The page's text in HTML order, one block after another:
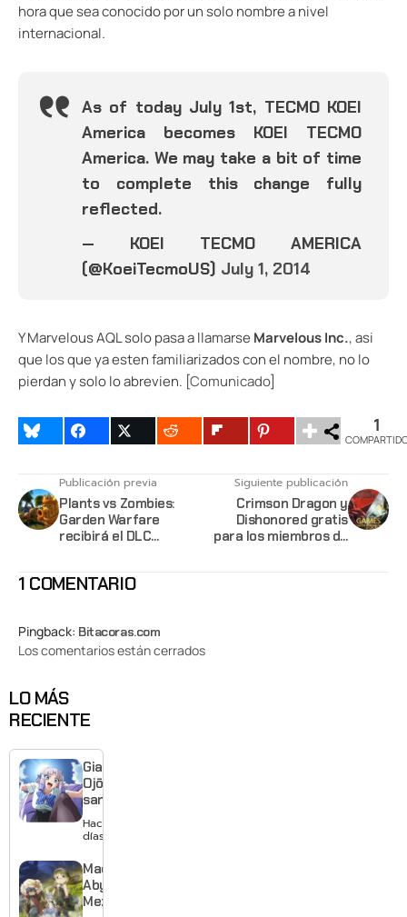
hora que sea conocido por un solo nombre a nivel
internacional.
As of today July 1st, TECMO KOEI
America becomes KOEI TECMO
America. We may take a bit of time
to complete this change fully
reflected.
— KOEI TECMO AMERICA
(@KoeiTecmoUS) July 1, 2014
Y Marvelous AQL solo pasa a llamarse Marvelous Inc., asi
que los que ya esten familiarizados con el nombre, no lo
pierdan y solo lo abrevien. [Comunicado]
1
Publicación previa
Plants vs Zombies:
Garden Warfare
recibirá el DLC
Siguiente publicación
Crimson Dragon y
Dishonored gratis
para los miembros de
1 COMENTARIO
Pingback: Bitacoras.com
Los comentarios están cerrados
LO MÁS
RECIENTE
Giant
Ojō-
sama
revela
visual y
estreno
para
enero de
Hace 2
días
Made in
Abyss:
Mezameru